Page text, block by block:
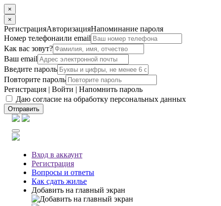
×
×
РегистрацияАвторизацияНапоминание пароля
Номер телефонаили email
Как вас зовут?
Ваш email
Введите пароль
Повторите пароль
Регистрация | Войти | Напомнить пароль
Даю согласие на обработку персональных данных
Отправить
Вход в аккаунт
Регистрация
Вопросы и ответы
Как сдать жилье
Добавить на главный экран